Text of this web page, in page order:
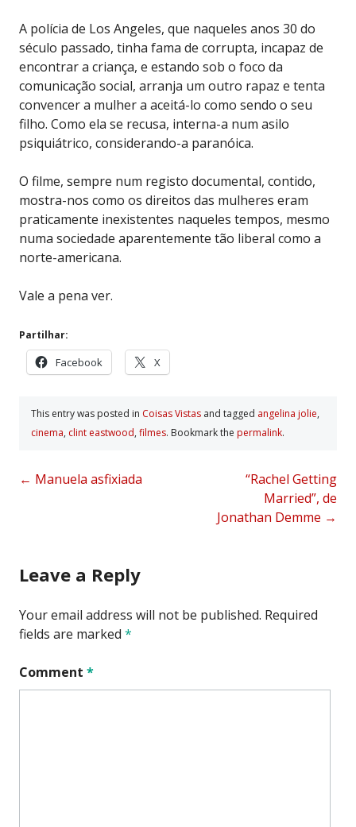
A polícia de Los Angeles, que naqueles anos 30 do
século passado, tinha fama de corrupta, incapaz de
encontrar a criança, e estando sob o foco da
comunicação social, arranja um outro rapaz e tenta
convencer a mulher a aceitá-lo como sendo o seu
filho. Como ela se recusa, interna-a num asilo
psiquiátrico, considerando-a paranóica.
O filme, sempre num registo documental, contido,
mostra-nos como os direitos das mulheres eram
praticamente inexistentes naqueles tempos, mesmo
numa sociedade aparentemente tão liberal como a
norte-americana.
Vale a pena ver.
Partilhar:
Facebook X
This entry was posted in Coisas Vistas and tagged angelina jolie,
cinema, clint eastwood, filmes. Bookmark the permalink.
Post
← Manuela asfixiada
“Rachel Getting
Married”, de
Jonathan Demme →
Leave a Reply
Your email address will not be published. Required
fields are marked *
Comment *